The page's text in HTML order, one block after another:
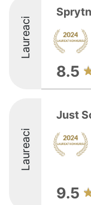
Laureaci
8.5
Laureaci
Just
9.5